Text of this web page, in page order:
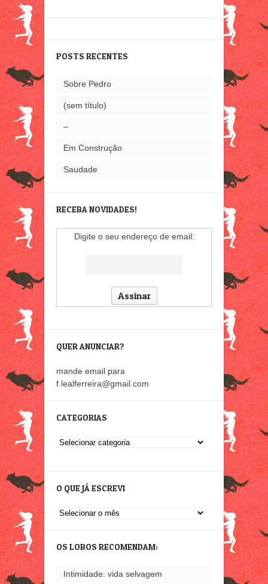
POSTS RECENTES
Sobre Pedro
(sem título)
–
Em Construção
Saudade
RECEBA NOVIDADES!
Digite o seu endereço de email:
QUER ANUNCIAR?
mande email para
f.lealferreira@gmail.com
CATEGORIAS
Categorias
O QUE JÁ ESCREVI
O
escrevi
OS LOBOS RECOMENDAM:
Intimidade: vida selvagem